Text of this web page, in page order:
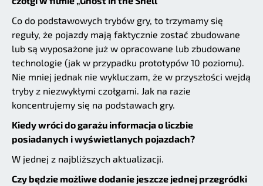
Co do podstawowych trybów gry, to trzymamy się
reguły, że pojazdy mają faktycznie zostać zbudowane
lub są wyposażone już w opracowane lub zbudowane
technologie (jak w przypadku prototypów 10 poziomu).
Nie mniej jednak nie wykluczam, że w przyszłości wejdą
tryby z niezwykłymi czołgami. Jak na razie
koncentrujemy się na podstawach gry.
Kiedy wróci do garażu informacja o liczbie
posiadanych i wyświetlanych pojazdach?
W jednej z najbliższych aktualizacji.
Czy będzie możliwe dodanie jeszcze jednej przegródki